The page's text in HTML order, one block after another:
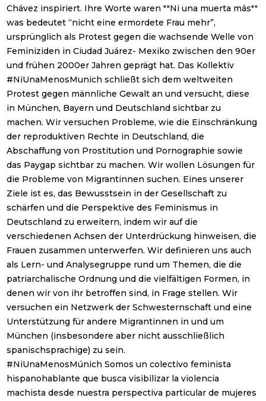
Chávez inspiriert. Ihre Worte waren ""Ni una muerta más""
was bedeutet “nicht eine ermordete Frau mehr”,
ursprünglich als Protest gegen die wachsende Welle von
Feminiziden in Ciudad Juárez- Mexiko zwischen den 90er
und frühen 2000er Jahren geprägt hat. Das Kollektiv
#NiUnaMenosMunich schließt sich dem weltweiten
Protest gegen männliche Gewalt an und versucht, diese
in München, Bayern und Deutschland sichtbar zu
machen. Wir versuchen Probleme, wie die Einschränkung
der reproduktiven Rechte in Deutschland, die
Abschaffung von Prostitution und Pornographie sowie
das Paygap sichtbar zu machen. Wir wollen Lösungen für
die Probleme von Migrantinnen suchen. Eines unserer
Ziele ist es, das Bewusstsein in der Gesellschaft zu
schärfen und die Perspektive des Feminismus in
Deutschland zu erweitern, indem wir auf die
verschiedenen Achsen der Unterdrückung hinweisen, die
Frauen zusammen unterwerfen. Wir definieren uns auch
als Lern- und Analysegruppe rund um Themen, die die
patriarchalische Ordnung und die vielfältigen Formen, in
denen wir von ihr betroffen sind, in Frage stellen. Wir
versuchen ein Netzwerk der Schwesternschaft und eine
Unterstützung für andere Migrantinnen in und um
München (insbesondere aber nicht ausschließlich
spanischsprachige) zu sein.
#NiUnaMenosMúnich Somos un colectivo feminista
hispanohablante que busca visibilizar la violencia
machista desde nuestra perspectiva particular de mujeres